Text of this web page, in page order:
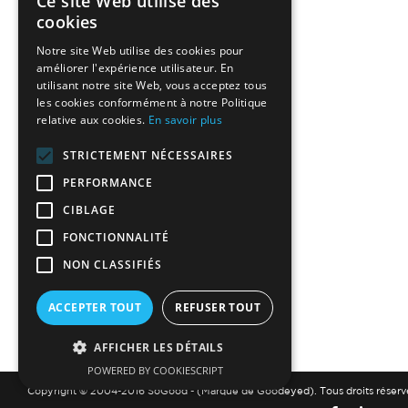
Copyright © 2004-2016 SoGood - (Marque de Goodeyed). Tous droits
cookies
Notre site Web utilise des cookies pour
améliorer l'expérience utilisateur. En
utilisant notre site Web, vous acceptez tous
les cookies conformément à notre Politique
relative aux cookies. En savoir plus
STRICTEMENT NÉCESSAIRES
PERFORMANCE
CIBLAGE
FONCTIONNALITÉ
NON CLASSIFIÉS
ACCEPTER TOUT REFUSER TOUT
AFFICHER LES DÉTAILS
POWERED BY COOKIESCRIPT